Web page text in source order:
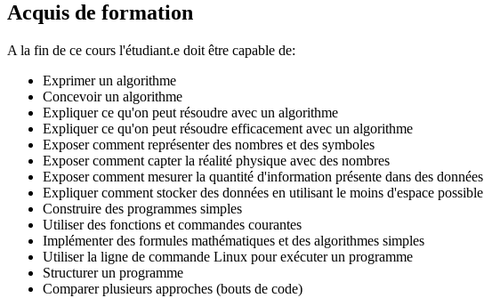
Acquis de formation
A la fin de ce cours l'étudiant.e doit être capable de:
Exprimer un algorithme
Concevoir un algorithme
Expliquer ce qu'on peut résoudre avec un algorithme
Expliquer ce qu'on peut résoudre efficacement avec un algorithme
Exposer comment représenter des nombres et des symboles
Exposer comment capter la réalité physique avec des nombres
Exposer comment mesurer la quantité d'information présente dans des données
Expliquer comment stocker des données en utilisant le moins d'espace possible
Construire des programmes simples
Utiliser des fonctions et commandes courantes
Implémenter des formules mathématiques et des algorithmes simples
Utiliser la ligne de commande Linux pour exécuter un programme
Structurer un programme
Comparer plusieurs approches (bouts de code)